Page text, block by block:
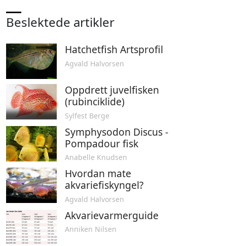
Beslektede artikler
Hatchetfish Artsprofil
Agvald Halvorsen
Oppdrett juvelfisken
(rubinciklide)
Sylfest Berge
Symphysodon Discus -
Pompadour fisk
Anabelle Knudsen
Hvordan mate
akvariefiskyngel?
Agvald Halvorsen
Akvarievarmerguide
Anniken Nilsen